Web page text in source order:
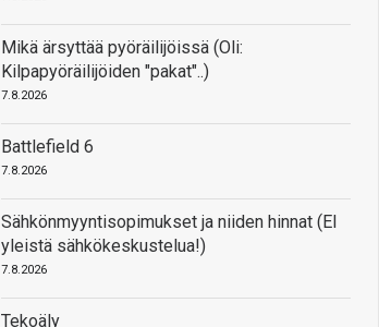
Mikä ärsyttää pyöräilijöissä (Oli:
Kilpapyöräilijöiden "pakat"..)
7.8.2026
Battlefield 6
7.8.2026
Sähkönmyyntisopimukset ja niiden hinnat (EI
yleistä sähkökeskustelua!)
7.8.2026
Tekoäly